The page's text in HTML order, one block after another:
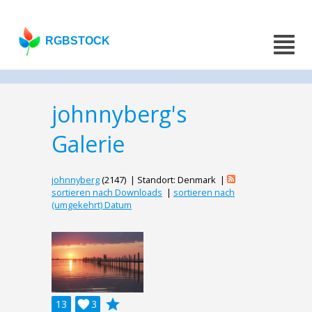
RGBSTOCK
johnnyberg's
Galerie
johnnyberg(2147) | Standort: Denmark |
sortieren nach Downloads | sortieren nach
(umgekehrt) Datum
13 3

grade